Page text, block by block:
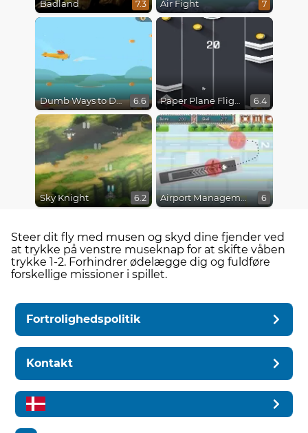
Badland 7.3 Air Fight 7
Dumb Ways to Die 3: World Tour 6.6 Paper Plane Flight 6.4
Sky Knight 6.2 Airport Management 2 6
Steer dit fly med musen og skyd dine fjender ved
at trykke på venstre museknap for at skifte våben
trykke 1-2. Forhindrer ødelægge dig og fuldføre
forskellige missioner i spillet.
Fortrolighedspolitik
Kontakt